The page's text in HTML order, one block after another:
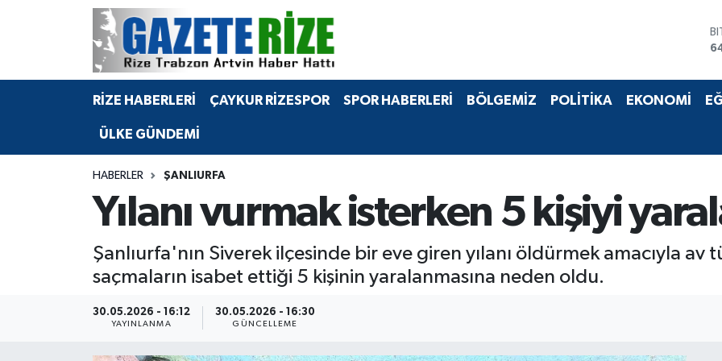
RİZE HABERLERİ ÇAYKUR RİZESPOR SPOR HABERLERİ BÖLGEMİZ POLİTİKA EKONOMİ
ÜLKE GÜNDEMİ
HABERLER ŞANLIURFA
Yılanı vurmak isterken 5 kişiyi
Şanlıurfa'nın Siverek ilçesinde bir eve giren yılanı öldürmek amacıyla av
saçmaların isabet ettiği 5 kişinin yaralanmasına neden oldu.
30.05.2026 - 16:12
YAYINLANMA
30.05.2026 - 16:30
GÜNCELLEME
BÖLGEMİZ
Rize Jandarma Komutanlığı
Bilim Teknoloji
Advertising news
Merkez Nöbetçi Eczaneler
Merkez Hava Durumu
Merkez Trafik Yoğunluk Haritası
Süper Lig Puan Durumu ve Fikstür
Tüm Manşetler
Son Dakika Haberleri
Haber Arşivi